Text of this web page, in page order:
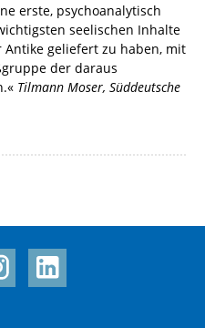
erste, psychoanalytisch
seelischen Inhalte
geliefert zu haben, mit
der daraus
Tilmann Moser, Süddeutsche